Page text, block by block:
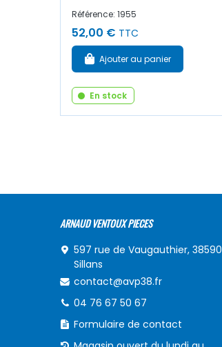
Référence: 1955
52,00 € TTC
Ajouter au panier
En stock
ARNAUD VENTOUX PIECES
597 rue de Vaugauthier, 38590
Sillans
contact@avp38.fr
04 76 67 50 67
Formulaire de contact